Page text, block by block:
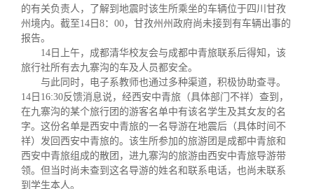
西南联大校友会
义工计划
新媒体平台
青春风采
校友文苑
校友讲坛
信息化服务
三创大赛
实用信息
总会简介
会长致辞
总会章程
关闭
的有关负责人，了解到地震时该生所乘坐的车辆位于四川甘孜
州境内。截至14 日 8： 00，甘孜州州政府尚未接到有车辆出事的
报告。
14 日上午，成都清华校友会与成都中青旅联系后得知，该
旅行社所有去九寨沟的车及人员都安全。
与此同时，电子系教师也通过多种渠道，积极协助查寻。
14 日 16:30反馈消息说，经西安中青旅（具体部门不祥）查到，
在九寨沟的某个旅行团的游客名单中有该名学生及其女友的名
字。这份名单是西安中青旅的一名导游在地震后（具体时间不
祥）发回西安中青旅的。该生所参加的旅游团是成都中青旅和
西安中青旅组成的散团，进九寨沟的旅游由西安中青旅导游带
领。但当时尚未查到这名导游的姓名和联系电话，也尚未联系
到学生本人。